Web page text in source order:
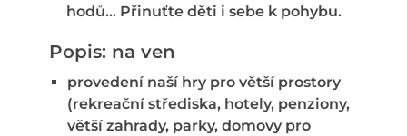
hodů… Přinuťte děti i sebe k pohybu.
Popis: na ven
provedení naší hry pro větší prostory
(rekreační střediska, hotely, penziony,
větší zahrady, parky, domovy pro